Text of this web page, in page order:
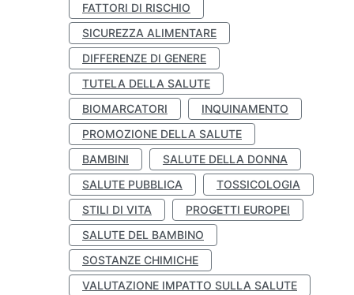
FATTORI DI RISCHIO
SICUREZZA ALIMENTARE
DIFFERENZE DI GENERE
TUTELA DELLA SALUTE
BIOMARCATORI
INQUINAMENTO
PROMOZIONE DELLA SALUTE
BAMBINI
SALUTE DELLA DONNA
SALUTE PUBBLICA
TOSSICOLOGIA
STILI DI VITA
PROGETTI EUROPEI
SALUTE DEL BAMBINO
SOSTANZE CHIMICHE
VALUTAZIONE IMPATTO SULLA SALUTE